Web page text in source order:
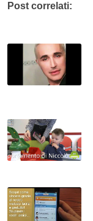
Post correlati: